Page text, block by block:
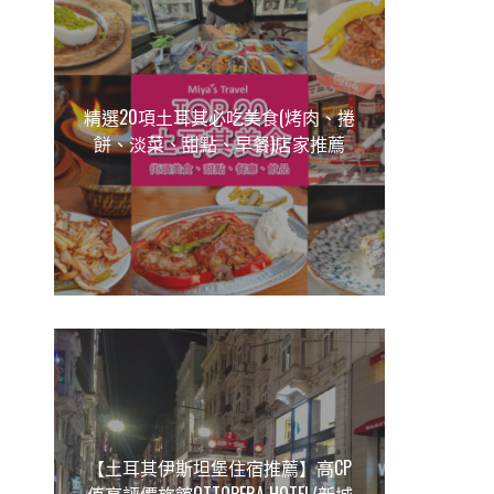
精選20項土耳其必吃美食(烤肉、捲
餅、淡菜、甜點、早餐)店家推薦
【土耳其伊斯坦堡住宿推薦】高CP